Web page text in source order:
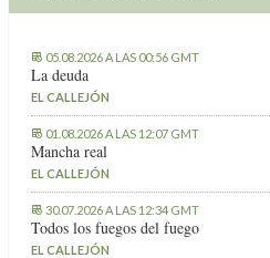
05.08.2026 A LAS 00:56 GMT
La deuda
EL CALLEJÓN
01.08.2026 A LAS 12:07 GMT
Mancha real
EL CALLEJÓN
30.07.2026 A LAS 12:34 GMT
Todos los fuegos del fuego
EL CALLEJÓN